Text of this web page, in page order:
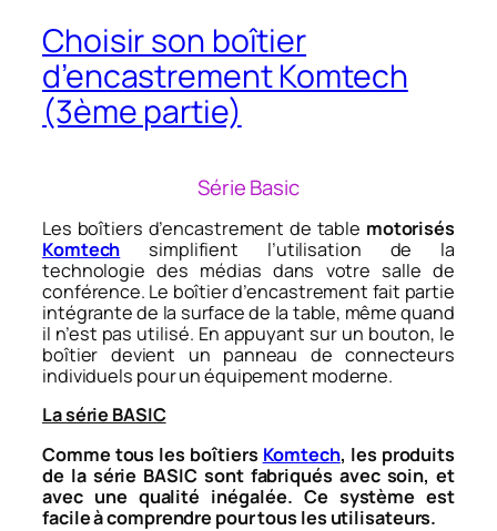
Choisir son boîtier
d’encastrement Komtech
(3ème partie)
Série Basic
Les boîtiers d’encastrement de table motorisés
Komtech simplifient l’utilisation de la
technologie des médias dans votre salle de
conférence. Le boîtier d’encastrement fait partie
intégrante de la surface de la table, même quand
il n’est pas utilisé. En appuyant sur un bouton, le
boîtier devient un panneau de connecteurs
individuels pour un équipement moderne.
La série BASIC
Comme tous les boîtiers Komtech, les produits
de la série BASIC sont fabriqués avec soin, et
avec une qualité inégalée. Ce système est
facile à comprendre pour tous les utilisateurs.